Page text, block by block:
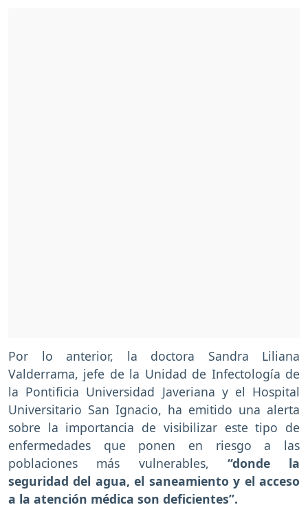
Por lo anterior, la doctora Sandra Liliana
Valderrama, jefe de la Unidad de Infectología de
la Pontificia Universidad Javeriana y el Hospital
Universitario San Ignacio, ha emitido una alerta
sobre la importancia de visibilizar este tipo de
enfermedades que ponen en riesgo a las
poblaciones más vulnerables, “donde la
seguridad del agua, el saneamiento y el acceso
a la atención médica son deficientes”.